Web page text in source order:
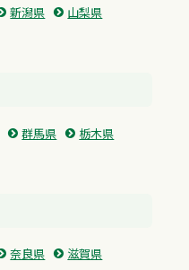
新潟県
山梨県
群馬県
栃木県
奈良県
滋賀県